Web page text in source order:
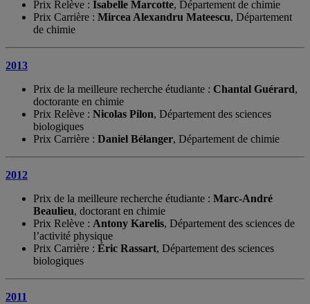
Prix Relève : Isabelle Marcotte, Département de chimie
Prix Carrière : Mircea Alexandru Mateescu, Département
de chimie
2013
Prix de la meilleure recherche étudiante : Chantal Guérard,
doctorante en chimie
Prix Relève : Nicolas Pilon, Département des sciences
biologiques
Prix Carrière : Daniel Bélanger, Département de chimie
2012
Prix de la meilleure recherche étudiante : Marc-André
Beaulieu, doctorant en chimie
Prix Relève : Antony Karelis, Département des sciences de
l’activité physique
Prix Carrière : Éric Rassart, Département des sciences
biologiques
2011